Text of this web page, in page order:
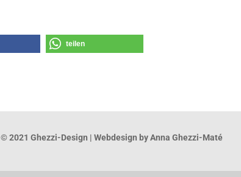
teilen
© 2021 Ghezzi-Design | Webdesign by Anna Ghezzi-Maté